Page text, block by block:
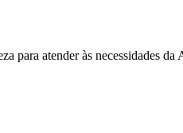
para atender às